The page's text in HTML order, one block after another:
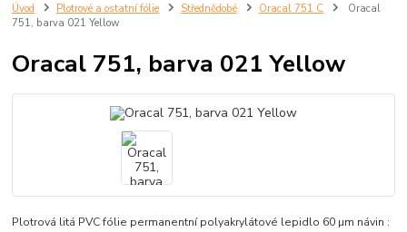
Úvod Plotrové a ostatní fólie Střednědobé Oracal 751 C
Oracal
751, barva 021 Yellow
Oracal 751, barva 021 Yellow
Plotrová litá PVC fólie permanentní polyakrylátové lepidlo 60 µm návin :